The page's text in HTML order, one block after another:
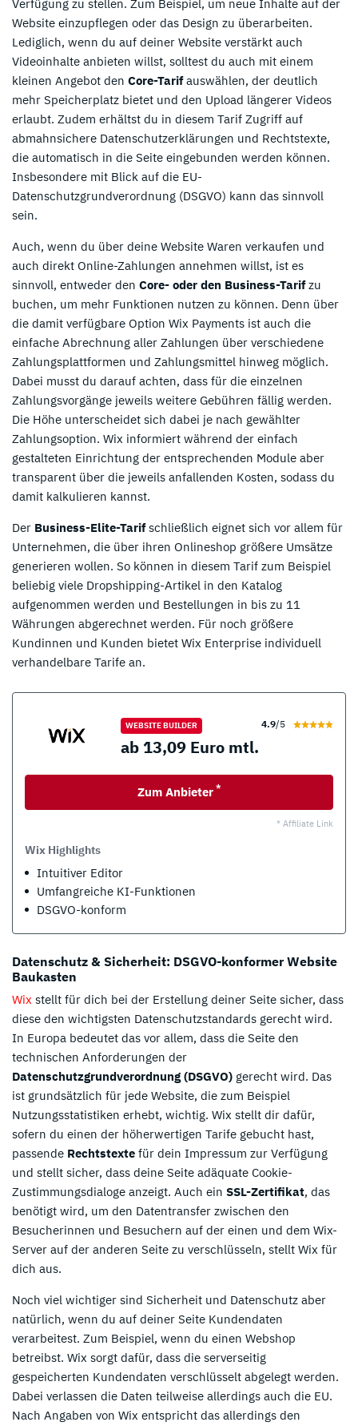
Verfügung zu stellen. Zum Beispiel, um neue Inhalte auf der
Website einzupflegen oder das Design zu überarbeiten.
Lediglich, wenn du auf deiner Website verstärkt auch
Videoinhalte anbieten willst, solltest du auch mit einem
kleinen Angebot den Core-Tarifauswählen, der deutlich
mehr Speicherplatz bietet und den Upload längerer Videos
erlaubt. Zudem erhältst du in diesem Tarif Zugriff auf
abmahnsichere Datenschutzerklärungen und Rechtstexte,
die automatisch in die Seite eingebunden werden können.
Insbesondere mit Blick auf die EU-
Datenschutzgrundverordnung (DSGVO) kann das sinnvoll
sein.
Auch, wenn du über deine Website Waren verkaufen und
auch direkt Online-Zahlungen annehmen willst, ist es
sinnvoll, entweder den Core- oder den Business-Tarifzu
buchen, um mehr Funktionen nutzen zu können. Denn über
die damit verfügbare Option Wix Payments ist auch die
einfache Abrechnung aller Zahlungen über verschiedene
Zahlungsplattformen und Zahlungsmittel hinweg möglich.
Dabei musst du darauf achten, dass für die einzelnen
Zahlungsvorgänge jeweils weitere Gebühren fällig werden.
Die Höhe unterscheidet sich dabei je nach gewählter
Zahlungsoption. Wix informiert während der einfach
gestalteten Einrichtung der entsprechenden Module aber
transparent über die jeweils anfallenden Kosten, sodass du
damit kalkulieren kannst.
Der Business-Elite-Tarifschließlich eignet sich vor allem für
Unternehmen, die über ihren Onlineshop größere Umsätze
generieren wollen. So können in diesem Tarif zum Beispiel
beliebig viele Dropshipping-Artikel in den Katalog
aufgenommen werden und Bestellungen in bis zu 11
Währungen abgerechnet werden. Für noch größere
Kundinnen und Kunden bietet Wix Enterprise individuell
verhandelbare Tarife an.
WEBSITE BUILDER 4.9/5
ab 13,09 Euro mtl.
Zum Anbieter *
* Affiliate Link
Wix Highlights
Intuitiver Editor
Umfangreiche KI-Funktionen
DSGVO-konform
Datenschutz & Sicherheit: DSGVO-konformer Website
Baukasten
Wix stellt für dich bei der Erstellung deiner Seite sicher, dass
diese den wichtigsten Datenschutzstandards gerecht wird.
In Europa bedeutet das vor allem, dass die Seite den
technischen Anforderungen der
Datenschutzgrundverordnung (DSGVO) gerecht wird. Das
ist grundsätzlich für jede Website, die zum Beispiel
Nutzungsstatistiken erhebt, wichtig. Wix stellt dir dafür,
sofern du einen der höherwertigen Tarife gebucht hast,
passende Rechtstexte für dein Impressum zur Verfügung
und stellt sicher, dass deine Seite adäquate Cookie-
Zustimmungsdialoge anzeigt. Auch ein SSL-Zertifikat, das
benötigt wird, um den Datentransfer zwischen den
Besucherinnen und Besuchern auf der einen und dem Wix-
Server auf der anderen Seite zu verschlüsseln, stellt Wix für
dich aus.
Noch viel wichtiger sind Sicherheit und Datenschutz aber
natürlich, wenn du auf deiner Seite Kundendaten
verarbeitest. Zum Beispiel, wenn du einen Webshop
betreibst. Wix sorgt dafür, dass die serverseitig
gespeicherten Kundendaten verschlüsselt abgelegt werden.
Dabei verlassen die Daten teilweise allerdings auch die EU.
Nach Angaben von Wix entspricht das allerdings den